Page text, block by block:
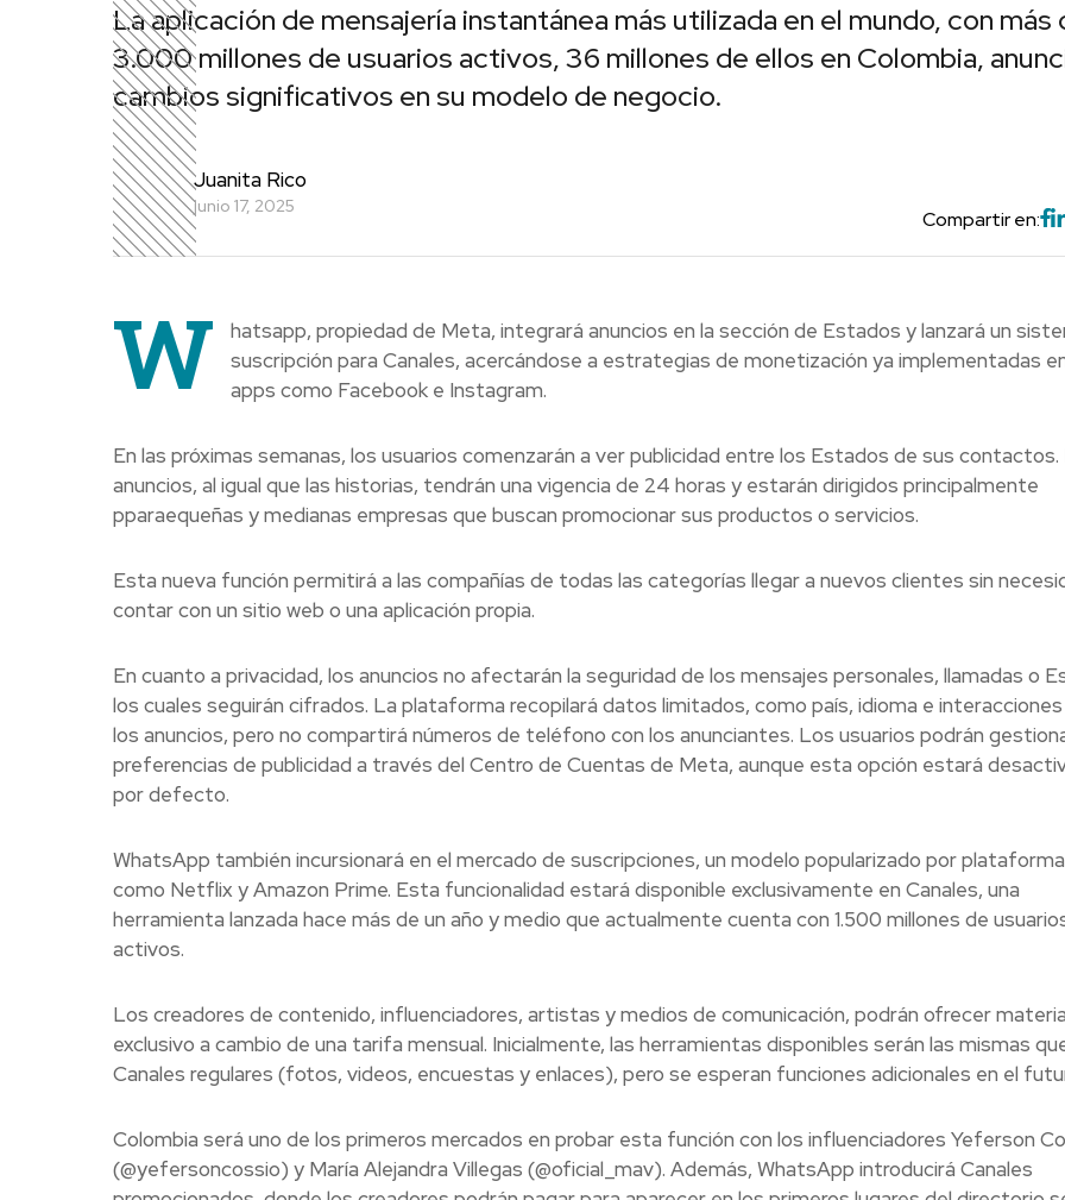
La aplicación de mensajería instantánea más utilizada en el mundo, con más
3.000 millones de usuarios activos, 36 millones de ellos en Colombia,
cambios significativos en su modelo de negocio.
Juanita Rico
junio 17, 2025
Compartir en:
W
hatsapp, propiedad de Meta, integrará anuncios en la sección de Estados y lanzará un
suscripción para Canales, acercándose a estrategias de monetización ya implementadas
apps como Facebook e Instagram.
En las próximas semanas, los usuarios comenzarán a ver publicidad entre los Estados de sus
anuncios, al igual que las historias, tendrán una vigencia de 24 horas y estarán dirigidos principalmente
pparaequeñas y medianas empresas que buscan promocionar sus productos o servicios.
Esta nueva función permitirá a las compañías de todas las categorías llegar a nuevos clientes sin
contar con un sitio web o una aplicación propia.
En cuanto a privacidad, los anuncios no afectarán la seguridad de los mensajes personales, llamadas o
los cuales seguirán cifrados. La plataforma recopilará datos limitados, como país, idioma e
los anuncios, pero no compartirá números de teléfono con los anunciantes. Los usuarios podrán
preferencias de publicidad a través del Centro de Cuentas de Meta, aunque esta opción estará
por defecto.
WhatsApp también incursionará en el mercado de suscripciones, un modelo popularizado por
como Netflix y Amazon Prime. Esta funcionalidad estará disponible exclusivamente en Canales, una
herramienta lanzada hace más de un año y medio que actualmente cuenta con 1.500 millones de
activos.
Los creadores de contenido, influenciadores, artistas y medios de comunicación, podrán ofrecer
exclusivo a cambio de una tarifa mensual. Inicialmente, las herramientas disponibles serán las mismas
Canales regulares (fotos, videos, encuestas y enlaces), pero se esperan funciones adicionales en el
Colombia será uno de los primeros mercados en probar esta función con los influenciadores Yeferson
(@yefersoncossio) y María Alejandra Villegas (@oficial_mav). Además, WhatsApp introducirá Canales